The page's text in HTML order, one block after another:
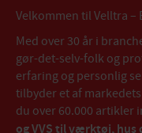
Velkommen til Velltra –
Med over 30 år i
gør-det-selv-folk og
erfaring og personlig
tilbyder et af
du over 60.000 artikler
og VVS til værktøj, hus